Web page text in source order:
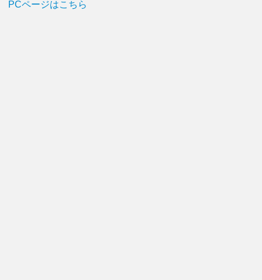
PCページはこちら